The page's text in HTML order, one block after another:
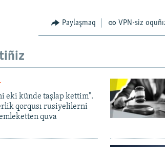
Paylaşmaq VPN-siz
eki künde taşlap kettim".
qorqusı rusiyelilerni
quva